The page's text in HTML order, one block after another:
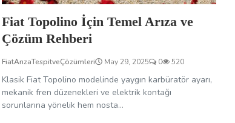
Fiat Topolino İçin Temel Arıza ve
Çözüm Rehberi
FiatArızaTespitveÇözümleri May 29, 2025 0 520
Klasik Fiat Topolino modelinde yaygın karbüratör ayarı,
mekanik fren düzenekleri ve elektrik kontağı
sorunlarına yönelik hem nosta...